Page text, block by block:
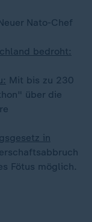
Nato-Chef
bedroht:
Mit bis zu 230
über die
in
Fötus möglich.